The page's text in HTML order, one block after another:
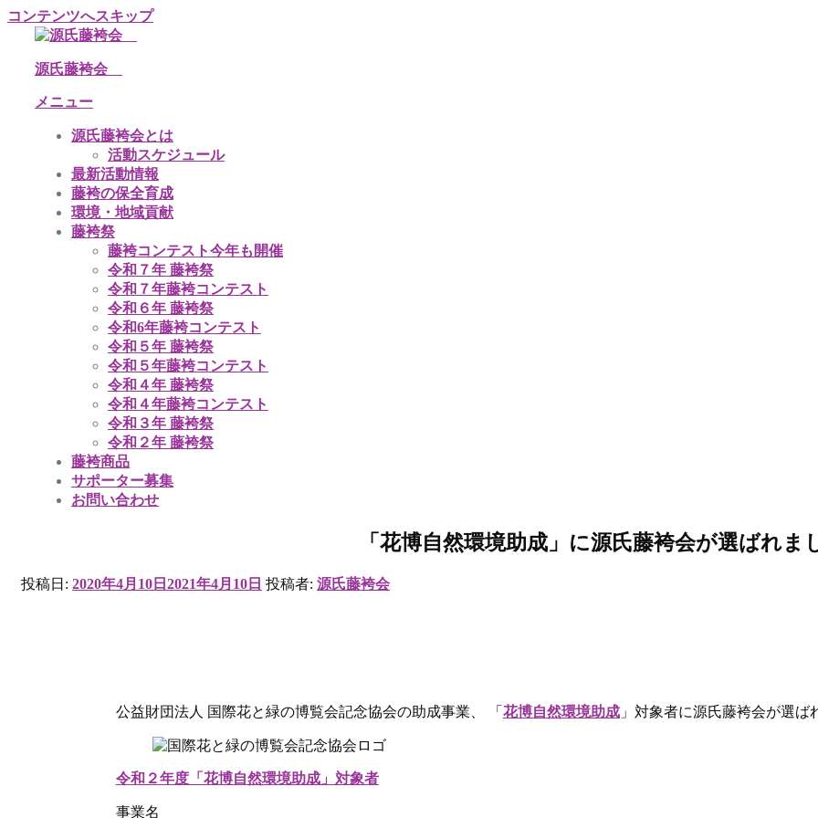
コンテンツへスキップ
源氏藤袴会
メニュー
源氏藤袴会とは
活動スケジュール
最新活動情報
藤袴の保全育成
環境・地域貢献
藤袴祭
藤袴コンテスト今年も開催
令和７年 藤袴祭
令和７年藤袴コンテスト
令和６年 藤袴祭
令和6年藤袴コンテスト
令和５年 藤袴祭
令和５年藤袴コンテスト
令和４年 藤袴祭
令和４年藤袴コンテスト
令和３年 藤袴祭
令和２年 藤袴祭
藤袴商品
サポーター募集
お問い合わせ
「花博自然環境助成」に源氏藤袴会が選ばれま
投稿日: 2020年4月10日 2021年4月10日 投稿者: 源氏藤袴会
公益財団法人 国際花と緑の博覧会記念協会の助成事業、 「 花博自然環境助成」対象者に源氏藤袴会が選ば
令和２年度「花博自然環境助成」対象者
事業名